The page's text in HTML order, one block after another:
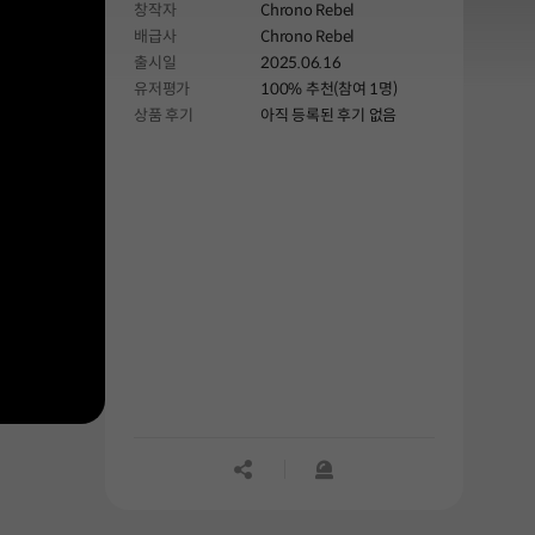
창작자
Chrono Rebel
배급사
Chrono Rebel
출시일
2025.06.16
유저평가
100% 추천(참여 1명)
상품 후기
아직 등록된 후기 없음
공유하기신고하기